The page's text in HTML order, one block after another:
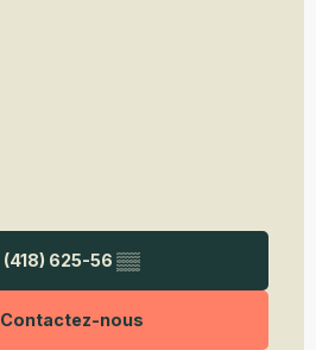
(418) 625-56 ▒▒
Contactez-nous